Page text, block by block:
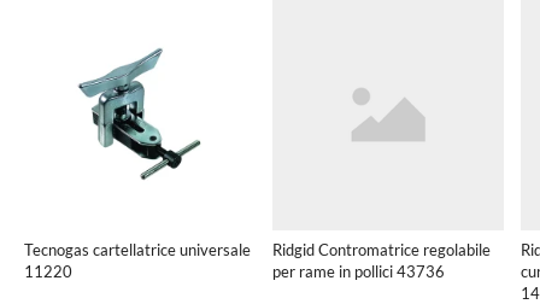
Tecnogas cartellatrice universale
11220
Ridgid Contromatrice regolabile
per rame in pollici 43736